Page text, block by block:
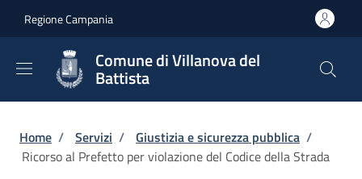
Regione Campania
Comune di Villanova del
Battista
Briciole di pane
Home / Servizi / Giustizia e sicurezza pubblica /
Ricorso al Prefetto per violazione del Codice della Strada